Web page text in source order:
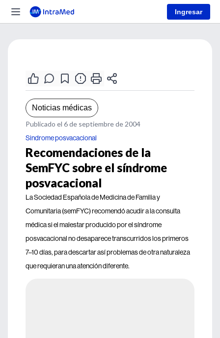
Ingresar
Noticias médicas
Publicado el 6 de septiembre de 2004
Sindrome posvacacional
Recomendaciones de la
SemFYC sobre el síndrome
posvacacional
La Sociedad Española de Medicina de Familia y
Comunitaria (semFYC) recomendó acudir a la consulta
médica si el malestar producido por el síndrome
posvacacional no desaparece transcurridos los primeros
7–10 días, para descartar así problemas de otra naturaleza
que requieran una atención diferente.